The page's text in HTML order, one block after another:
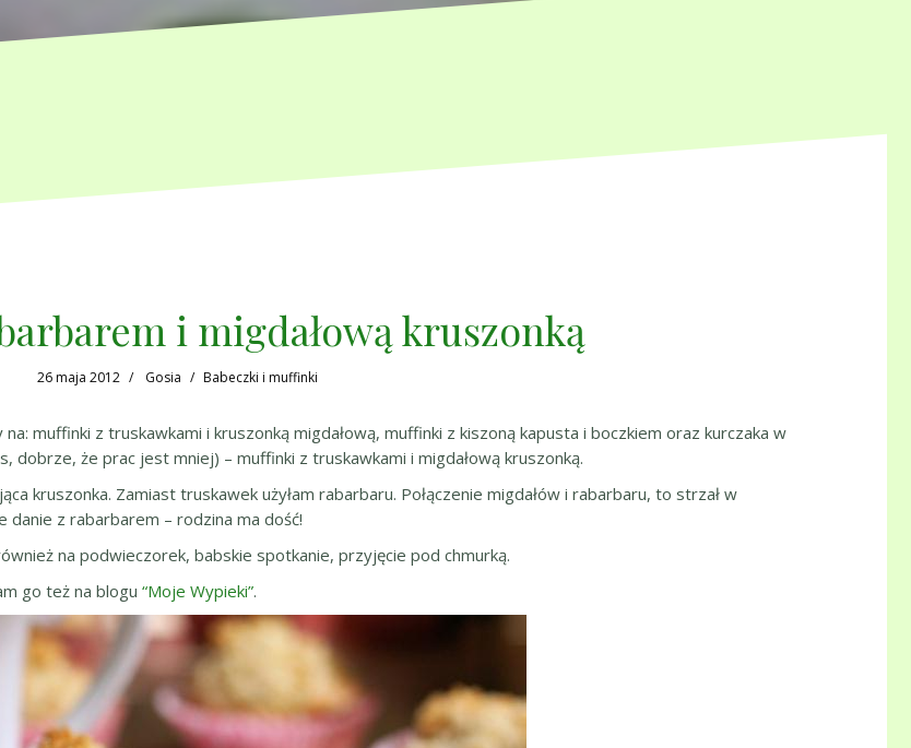
i migdałową kruszonką
26 maja 2012 Gosia Babeczki i muffinki
muffinki z truskawkami i kruszonką migdałową, muffinki z kiszoną kapusta i boczkiem oraz kurczaka w
dobrze, że prac jest mniej) – muffinki z truskawkami i migdałową kruszonką.
kruszonka. Zamiast truskawek użyłam rabarbaru. Połączenie migdałów i rabarbaru, to strzał w
z rabarbarem – rodzina ma dość!
na podwieczorek, babskie spotkanie, przyjęcie pod chmurką.
go też na blogu “Moje Wypieki”.